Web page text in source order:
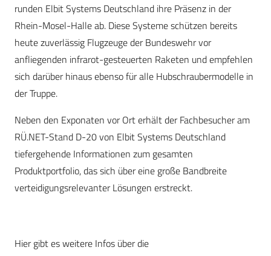
runden Elbit Systems Deutschland ihre Präsenz in der
Rhein-Mosel-Halle ab. Diese Systeme schützen bereits
heute zuverlässig Flugzeuge der Bundeswehr vor
anfliegenden infrarot-gesteuerten Raketen und empfehlen
sich darüber hinaus ebenso für alle Hubschraubermodelle in
der Truppe.
Neben den Exponaten vor Ort erhält der Fachbesucher am
RÜ.NET-Stand D-20 von Elbit Systems Deutschland
tiefergehende Informationen zum gesamten
Produktportfolio, das sich über eine große Bandbreite
verteidigungsrelevanter Lösungen erstreckt.
Hier gibt es weitere Infos über die